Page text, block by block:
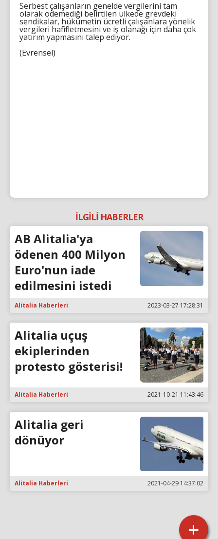
Serbest çalışanların genelde vergilerini tam
olarak ödemediği belirtilen ülkede grevdeki
sendikalar, hükümetin ücretli çalışanlara yönelik
vergileri hafifletmesini ve iş olanağı için daha çok
yatırım yapmasını talep ediyor.
(Evrensel)
İLGİLİ HABERLER
AB Alitalia'ya
ödenen 400 Milyon
Euro'nun iade
edilmesini istedi
Alitalia Haberleri 2023-03-27 17:28:31
Alitalia uçuş
ekiplerinden
protesto gösterisi!
Alitalia Haberleri 2021-10-21 11:43:46
Alitalia geri
dönüyor
Alitalia Haberleri 2021-04-29 14:37:02